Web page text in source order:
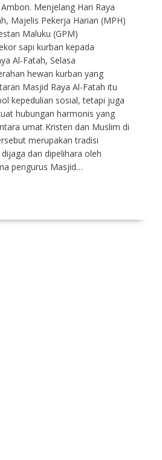
Menjelang Hari Raya
Majelis Pekerja Harian (MPH)
Maluku (GPM)
sapi kurban kepada
Al-Fatah, Selasa
hewan kurban yang
Masjid Raya Al-Fatah itu
kepedulian sosial, tetapi juga
hubungan harmonis yang
umat Kristen dan Muslim di
merupakan tradisi
dan dipelihara oleh
pengurus Masjid…